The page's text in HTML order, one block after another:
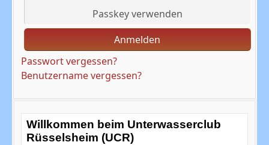
Passkey verwenden
Anmelden
Passwort vergessen?
Benutzername vergessen?
Willkommen beim Unterwasserclub
Rüsselsheim (UCR)